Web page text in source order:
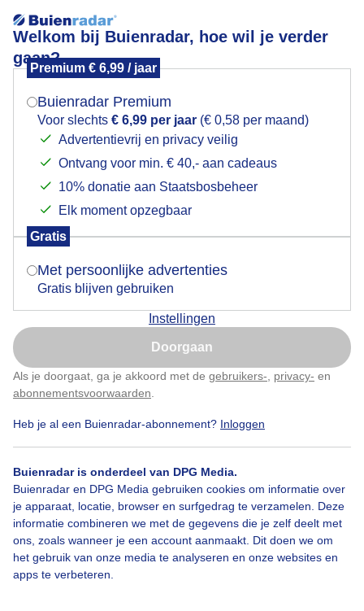
Welkom bij Buienradar, hoe wil je verder
gaan?
Premium € 6,99 / jaar
Buienradar Premium
Voor slechts € 6,99 per jaar (€ 0,58 per maand)
Advertentievrij en privacy veilig
Ontvang voor min. € 40,- aan cadeaus
10% donatie aan Staatsbosbeheer
Elk moment opzegbaar
Gratis
Met persoonlijke advertenties
Gratis blijven gebruiken
Instellingen
Doorgaan
Als je doorgaat, ga je akkoord met de gebruikers- privacy- en
abonnementsvoorwaarden
Heb je al een Buienradar-abonnement? Inloggen
Buienradar is onderdeel van DPG Media.
Buienradar en DPG Media gebruiken cookies om informatie over
je apparaat, locatie, browser en surfgedrag te verzamelen. Deze
informatie combineren we met de gegevens die je zelf deelt met
ons, zoals wanneer je een account aanmaakt. Dit doen we om
het gebruik van onze media te analyseren en onze websites en
apps te verbeteren.
Boompieper op tak in het duin
Door: Carla Versteege
Bekijk slideshow
Mogen we je locatie gebruiken voor het
Indien je hier nog geen akkoord op hebt gegeven,
verschijnt er zo een pop-up uit je browser waarin
Is goed, toon de popup
Nu niet, misschien later
Klik hierom dit aan te passen